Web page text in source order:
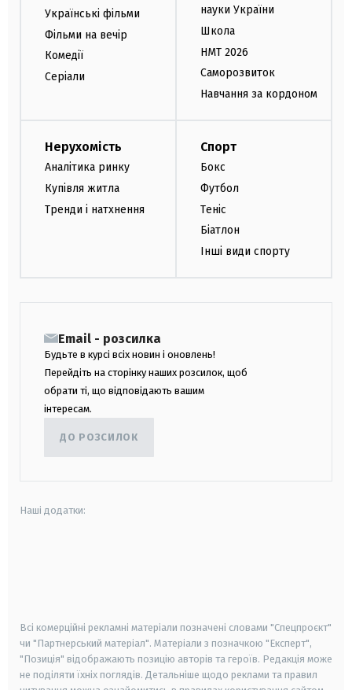
Українські фільми
Фільми на вечір
Комедії
Серіали
науки України
Школа
НМТ 2026
Саморозвиток
Навчання за кордоном
Нерухомість
Аналітика ринку
Купівля житла
Тренди і натхнення
Спорт
Бокс
Футбол
Теніс
Біатлон
Інші види спорту
Email - розсилка
Будьте в курсі всіх новин і оновлень!
Перейдіть на сторінку наших розсилок, щоб
обрати ті, що відповідають вашим
інтересам.
ДО РОЗСИЛОК
Наші додатки:
Всі комерційні рекламні матеріали позначені словами "Спецпроєкт"
чи "Партнерський матеріал". Матеріали з позначкою "Експерт",
"Позиція" відображають позицію авторів та героїв. Редакція може
не поділяти їхніх поглядів. Детальніше щодо реклами та правил